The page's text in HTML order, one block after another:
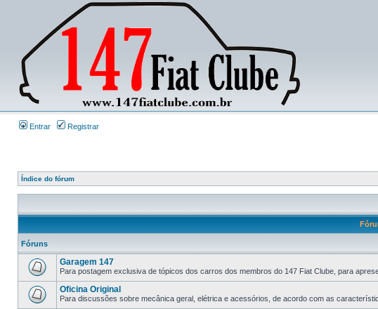
Entrar Registrar
Índice do fórum
Fóruns
Garagem 147
Para postagem exclusiva de tópicos dos carros dos membros do 147 Fiat Clube, para
Oficina Original
Para discussões sobre mecânica geral, elétrica e acessórios, de acordo com as